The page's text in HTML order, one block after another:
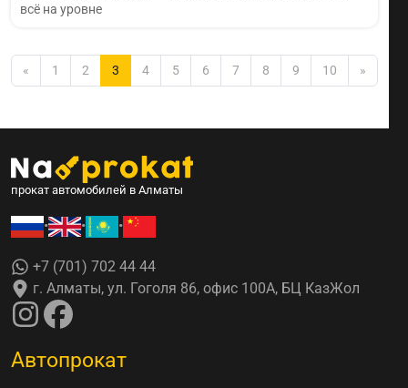
всё на уровне
« 1 2 3 4 5 6 7 8 9 10 »
прокат автомобилей в Алматы
• • •
+7 (701) 702 44 44
г. Алматы, ул. Гоголя 86, офис 100А, БЦ КазЖол
Автопрокат